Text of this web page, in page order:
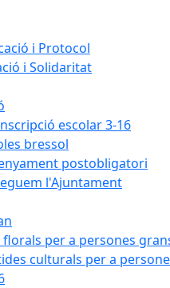
i Protocol
i Solidaritat
escolar 3-16
bressol
postobligatori
l'Ajuntament
florals per a persones
culturals per a